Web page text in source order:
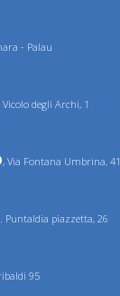
- Palau
Vicolo degli Archi, 1
, Via Fontana Umbrina, 41
Puntaldia piazzetta, 26
95